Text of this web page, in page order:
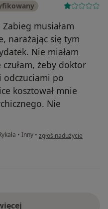
musiałam
narażając się tym
Nie miałam
żeby doktor
odczuciami po
kosztował mnie
Nie
• Inny • w opinii użytkownika Iza
zgłoś nadużycie